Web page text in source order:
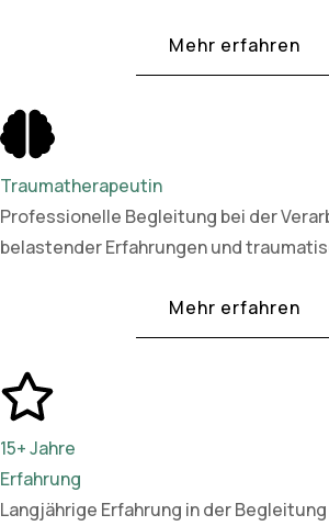
Mehr erfahren
Traumatherapeutin
Professionelle Begleitung bei der
belastender Erfahrungen und
Mehr erfahren
15+ Jahre
Erfahrung
Langjährige Erfahrung in der